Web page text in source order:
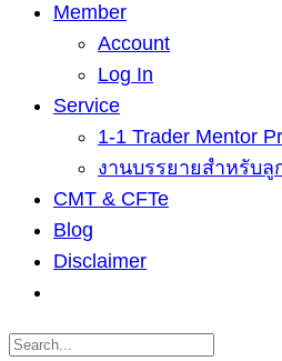
Member
Account
Log In
Service
1-1 Trader Mentor
งานบรรยายสำหรับลู
CMT & CFTe
Blog
Disclaimer
Search